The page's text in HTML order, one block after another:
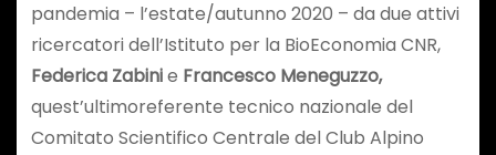
pandemia – l’estate/autunno 2020 – da due attivi
ricercatori dell’Istituto per la BioEconomia CNR,
Federica Zabinie Francesco Meneguzzo,
quest’ultimoreferente tecnico nazionale del
Comitato Scientifico Centrale del Club Alpino